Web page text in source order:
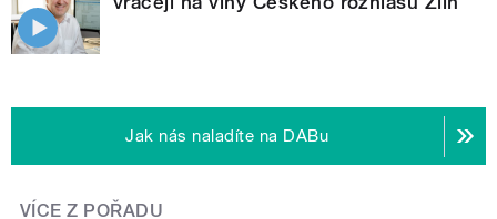
Jak nás naladíte na DABu
VÍCE Z POŘADU